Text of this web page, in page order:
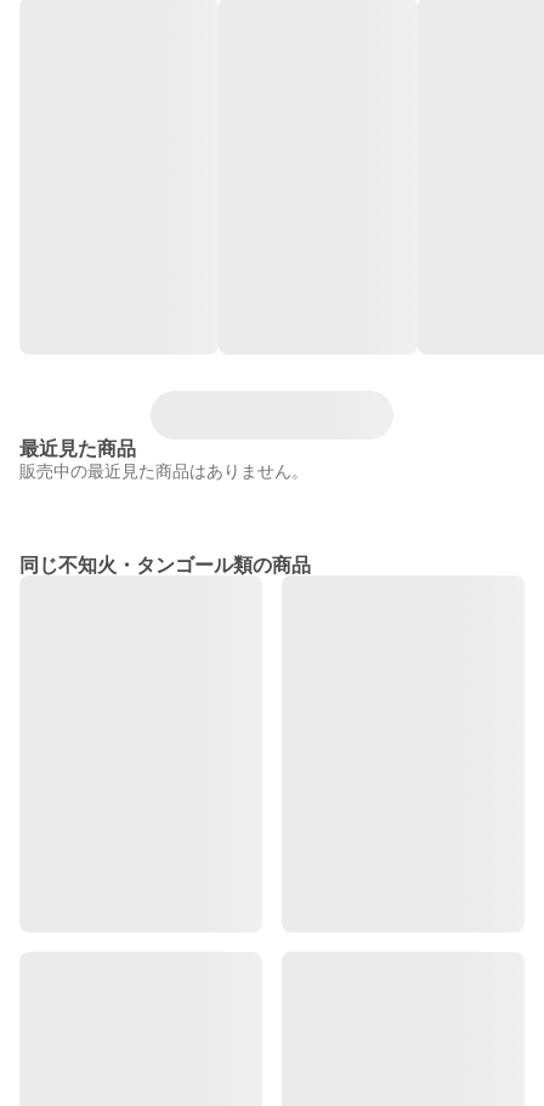
最近見た商品
販売中の最近見た商品はありません。
同じ不知火・タンゴール類の商品